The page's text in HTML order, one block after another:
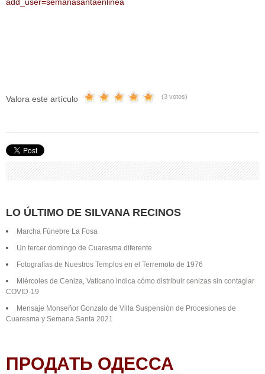
Valora este artículo (3 votos)
LO ÚLTIMO DE SILVANA RECINOS
Marcha Fúnebre La Fosa
Un tercer domingo de Cuaresma diferente
Fotografías de Nuestros Templos en el Terremoto de 1976
Miércoles de Ceniza, Vaticano indica cómo distribuir cenizas sin contagiar
COVID-19
Mensaje Monseñor Gonzalo de Villa Suspensión de Procesiones de
Cuaresma y Semana Santa 2021
ПРОДАТЬ ОДЕССА